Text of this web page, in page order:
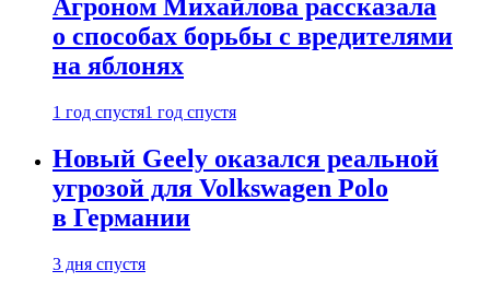
Агроном Михайлова рассказала
о способах борьбы с вредителями
на яблонях
1 год спустя1 год спустя
Новый Geely оказался реальной
угрозой для Volkswagen Polo
в Германии
3 дня спустя